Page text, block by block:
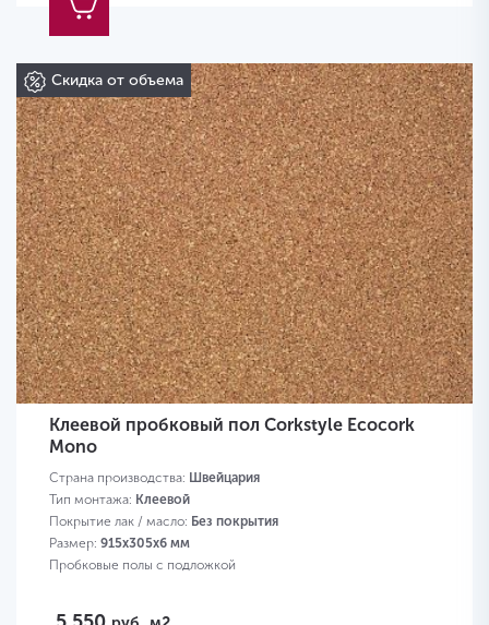
Скидка от объема
Клеевой пробковый пол Corkstyle Ecocork
Mono
Страна производства: Швейцария
Тип монтажа: Клеевой
Покрытие лак / масло: Без покрытия
Размер: 915х305х6 мм
Пробковые полы с подложкой